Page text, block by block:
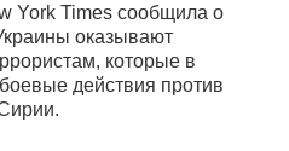
York Times сообщила о
оказывают
которые в
действия против